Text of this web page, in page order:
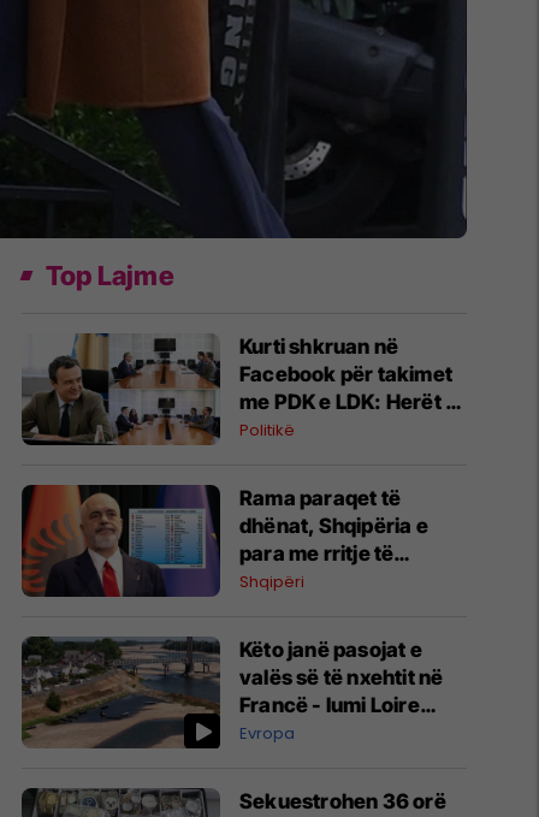
Top Lajme
Kurti shkruan në
Facebook për takimet
me PDK e LDK: Herët të
flasim për rezultate
optimistë
Politikë
​Rama paraqet të
dhënat, Shqipëria e
para me rritje të
trafikut ajror të në maj
Shqipëri
Këto janë pasojat e
valës së të nxehtit në
Francë - lumi Loire
është bërë pothuajse i
Evropa
S​ekuestrohen 36 orë